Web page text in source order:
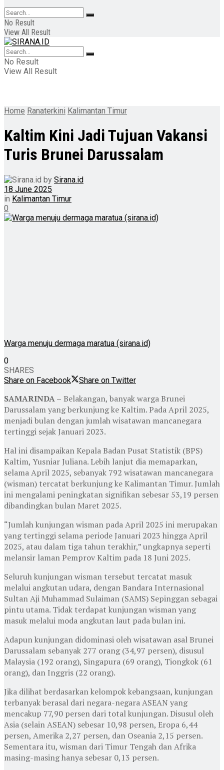
No Result
View All Result
No Result
View All Result
Home Ranaterkini Kalimantan Timur
Kaltim Kini Jadi Tujuan Vakansi
Turis Brunei Darussalam
by Sirana.id
18 June 2025
in Kalimantan Timur
0
Warga menuju dermaga maratua (sirana.id)
0
SHARES
Share on Facebook
Share on Twitter
SAMARINDA – Belakangan, banyak warga Brunei
Darussalam yang berkunjung ke Kaltim. Pada April 2025,
menjadi bulan dengan jumlah wisatawan mancanegara
tertinggi sejak Januari 2023.
Hal ini disampaikan Kepala Badan Pusat Statistik (BPS)
Kaltim, Yusniar Juliana. Lebih lanjut dia memaparkan,
selama April 2025, sebanyak 792 wisatawan mancanegara
(wisman) tercatat berkunjung ke Kalimantan Timur. Jumlah
ini mengalami peningkatan signifikan sebesar 53,19 persen
dibandingkan bulan Maret 2025.
“Jumlah kunjungan wisman pada April 2025 ini merupakan
yang tertinggi selama periode Januari 2023 hingga April
2025, atau dalam tiga tahun terakhir,” ungkapnya seperti
melansir laman Pemprov Kaltim pada 18 Juni 2025.
Seluruh kunjungan wisman tersebut tercatat masuk
melalui angkutan udara, dengan Bandara Internasional
Sultan Aji Muhammad Sulaiman (SAMS) Sepinggan sebagai
pintu utama. Tidak terdapat kunjungan wisman yang
masuk melalui moda angkutan laut pada bulan ini.
Adapun kunjungan didominasi oleh wisatawan asal Brunei
Darussalam sebanyak 277 orang (34,97 persen), disusul
Malaysia (192 orang), Singapura (69 orang), Tiongkok (61
orang), dan Inggris (22 orang).
Jika dilihat berdasarkan kelompok kebangsaan, kunjungan
terbanyak berasal dari negara-negara ASEAN yang
mencakup 77,90 persen dari total kunjungan. Disusul oleh
Asia (selain ASEAN) sebesar 10,98 persen, Eropa 6,44
persen, Amerika 2,27 persen, dan Oseania 2,15 persen.
Sementara itu, wisman dari Timur Tengah dan Afrika
masing-masing hanya sebesar 0,13 persen.